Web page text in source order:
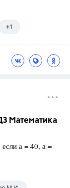
+1
Математика
а = 40, а =